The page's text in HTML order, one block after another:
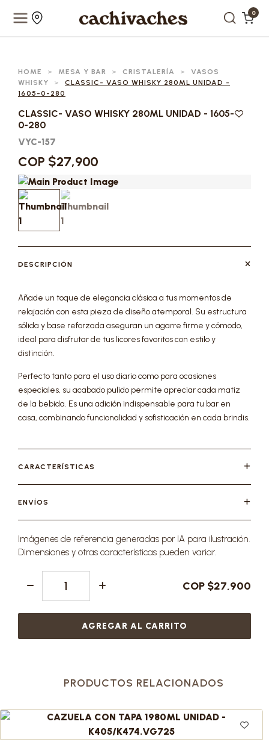
0
HOME > MESA Y BAR > CRISTALERÍA >
VASOS
WHISKY
>
CLASSIC- VASO WHISKY 280ML UNIDAD -
1605-0-280
CLASSIC- VASO WHISKY 280ML UNIDAD - 1605-
0-280
VYC-157
COP $27,900
DESCRIPCIÓN
Añade un toque de elegancia clásica a tus momentos de
relajación con esta pieza de diseño atemporal. Su estructura
sólida y base reforzada aseguran un agarre firme y cómodo,
ideal para disfrutar de tus licores favoritos con estilo y
distinción.
Perfecto tanto para el uso diario como para ocasiones
especiales, su acabado pulido permite apreciar cada matiz
de la bebida. Es una adición indispensable para tu bar en
casa, combinando funcionalidad y sofisticación en cada brindis.
CARACTERÍSTICAS
ENVÍOS
Imágenes de referencia generadas por IA para ilustración.
Dimensiones y otras características pueden variar.
COP $27,900
AGREGAR AL CARRITO
PRODUCTOS RELACIONADOS